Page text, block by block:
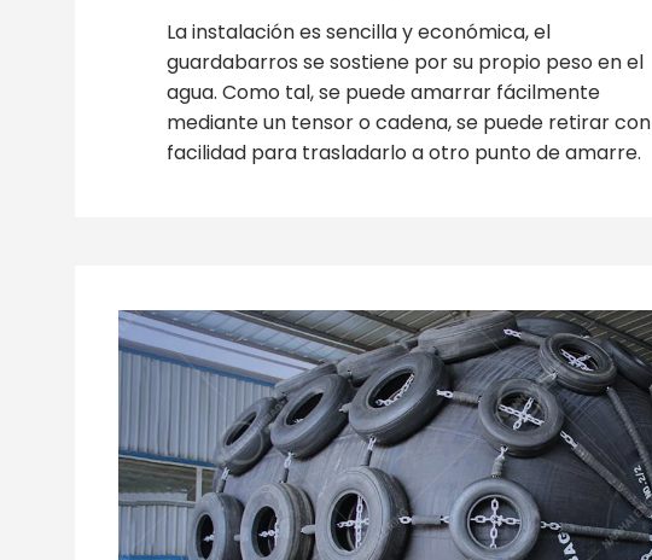
La instalación es sencilla y económica, el
guardabarros se sostiene por su propio peso en el
agua. Como tal, se puede amarrar fácilmente
mediante un tensor o cadena, se puede retirar con
facilidad para trasladarlo a otro punto de amarre.